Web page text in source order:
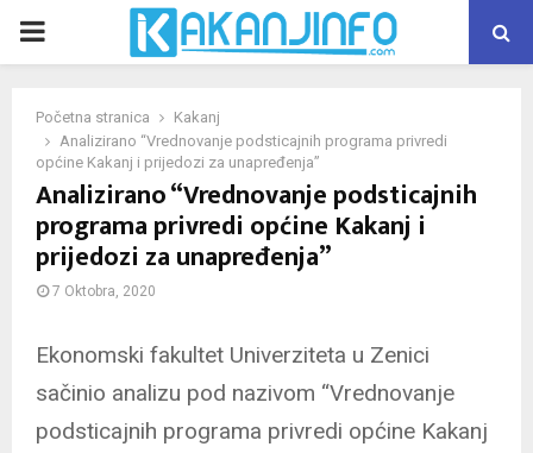
PRIMARY
Početna stranica
Kakanj
Analizirano “Vrednovanje podsticajnih programa privredi
općine Kakanj i prijedozi za unapređenja”
Analizirano “Vrednovanje podsticajnih
programa privredi općine Kakanj i
prijedozi za unapređenja”
7 Oktobra, 2020
Ekonomski fakultet Univerziteta u Zenici
sačinio analizu pod nazivom “Vrednovanje
podsticajnih programa privredi općine Kakanj